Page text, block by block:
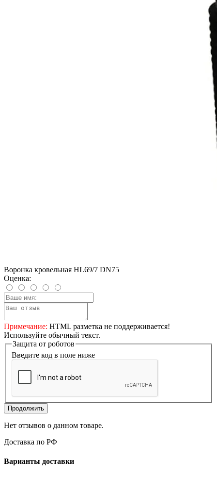
Воронка кровельная HL69/7 DN75
Оценка:
Примечание: HTML разметка не поддерживается!
Используйте обычный текст.
Защита от роботов
Введите код в поле ниже
Продолжить
Нет отзывов о данном товаре.
Доставка по РФ
Варианты доставки